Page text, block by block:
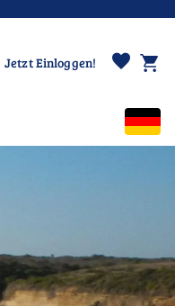
Jetzt Einloggen! favorite shopping_cart